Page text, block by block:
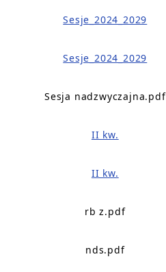
Sesje_2024_2029
Sesje_2024_2029
Sesja nadzwyczajna.pdf
II kw.
II kw.
rb z.pdf
nds.pdf